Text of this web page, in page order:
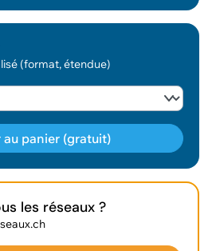
(format, étendue)
panier (gratuit)
au panier !
les réseaux ?